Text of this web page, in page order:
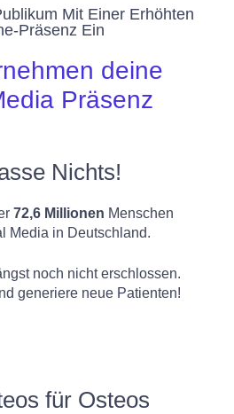
Mit Einer Erhöhten
Präsenz Ein
deine
Präsenz
für Osteos
Nichts!
72,6 Millionen Menschen
Media in Deutschland.
noch nicht erschlossen.
generiere neue Patienten!